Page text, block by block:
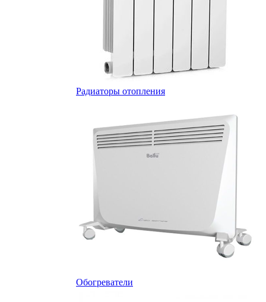
Радиаторы отопления
Обогреватели